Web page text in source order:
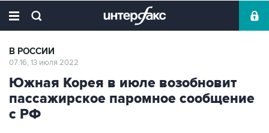
В РОССИИ
07:16, 13 июля 2022
Южная Корея в июле возобновит
пассажирское паромное сообщение
с РФ